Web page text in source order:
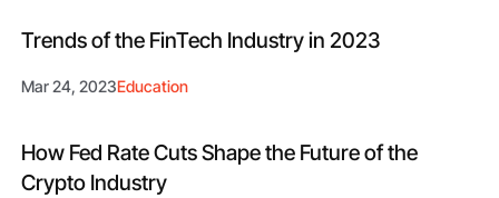
Trends of the FinTech Industry in 2023
Mar 24, 2023Education
How Fed Rate Cuts Shape the Future of the
Crypto Industry